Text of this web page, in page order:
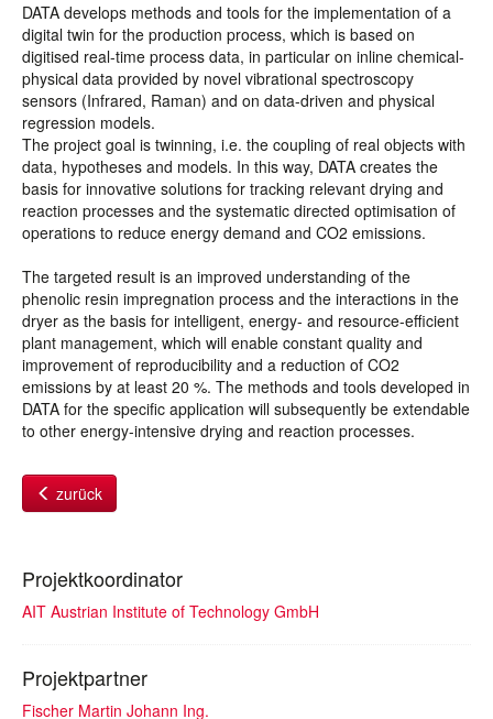
DATA develops methods and tools for the implementation of a
digital twin for the production process, which is based on
digitised real-time process data, in particular on inline chemical-
physical data provided by novel vibrational spectroscopy
sensors (Infrared, Raman) and on data-driven and physical
regression models.
The project goal is twinning, i.e. the coupling of real objects with
data, hypotheses and models. In this way, DATA creates the
basis for innovative solutions for tracking relevant drying and
reaction processes and the systematic directed optimisation of
operations to reduce energy demand and CO2 emissions.
The targeted result is an improved understanding of the
phenolic resin impregnation process and the interactions in the
dryer as the basis for intelligent, energy- and resource-efficient
plant management, which will enable constant quality and
improvement of reproducibility and a reduction of CO2
emissions by at least 20 %. The methods and tools developed in
DATA for the specific application will subsequently be extendable
to other energy-intensive drying and reaction processes.
zurück
Projektkoordinator
AIT Austrian Institute of Technology GmbH
Projektpartner
Fischer Martin Johann Ing.